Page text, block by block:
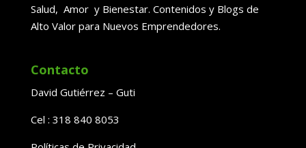
Salud, Amor y Bienestar. Contenidos y Blogs de
Alto Valor para Nuevos Emprendedores.
Contacto
David Gutiérrez – Guti
Cel : 318 840 8053